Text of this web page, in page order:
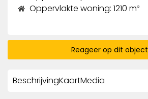
Oppervlakte woning: 1210 m²
Reageer op dit object
BeschrijvingKaartMedia